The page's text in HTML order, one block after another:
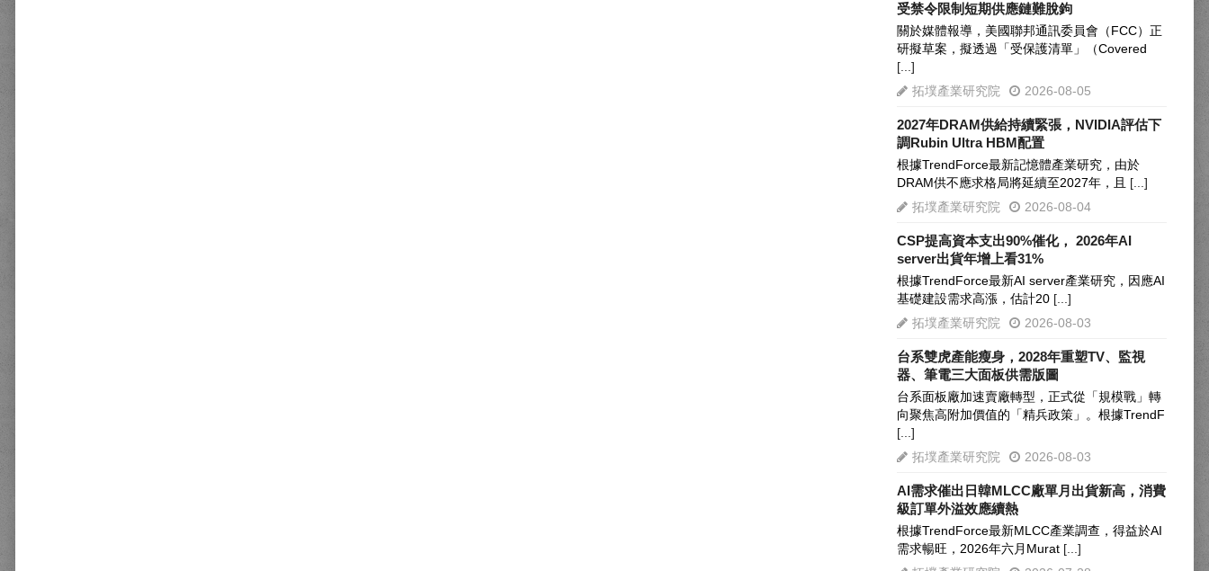
受禁令限制短期供應鏈難脫鉤
關於媒體報導，美國聯邦通訊委員會（FCC）正
研擬草案，擬透過「受保護清單」（Covered
[...]
拓墣產業研究院
2026-08-05
2027年DRAM供給持續緊張，NVIDIA評估下
調Rubin Ultra HBM配置
根據TrendForce最新記憶體產業研究，由於
DRAM供不應求格局將延續至2027年，且 [...]
拓墣產業研究院
2026-08-04
CSP提高資本支出90%催化， 2026年AI
server出貨年增上看31%
根據TrendForce最新AI server產業研究，因應AI
基礎建設需求高漲，估計20 [...]
拓墣產業研究院
2026-08-03
台系雙虎產能瘦身，2028年重塑TV、監視
器、筆電三大面板供需版圖
台系面板廠加速賣廠轉型，正式從「規模戰」轉
向聚焦高附加價值的「精兵政策」。根據TrendF
[...]
拓墣產業研究院
2026-08-03
AI需求催出日韓MLCC廠單月出貨新高，消費
級訂單外溢效應續熱
根據TrendForce最新MLCC產業調查，得益於AI
需求暢旺，2026年六月Murat [...]